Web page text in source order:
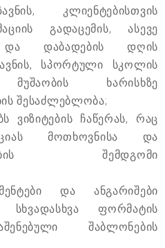
კლიენტებისთვის
გადაცემის, ასევე
და დაბადების დღის
სპორტული სკოლის
მუშაობის ხარისხზე
შესაძლებლობა;
ვიზიტების ჩაწერას, რაც
მოთხოვნისა და
შემდგომი
და ანგარიშები
სხვადასხვა ფორმატის
შაბლონების